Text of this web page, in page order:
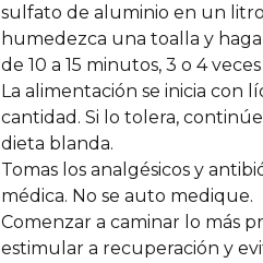
sulfato de aluminio en un
humedezca una toalla y
de 10 a 15 minutos, 3 o 4
La alimentación se inicia con
cantidad. Si lo tolera,
dieta blanda.
Tomas los analgésicos y
médica. No se auto medique.
Comenzar a caminar lo más
estimular a recuperación y